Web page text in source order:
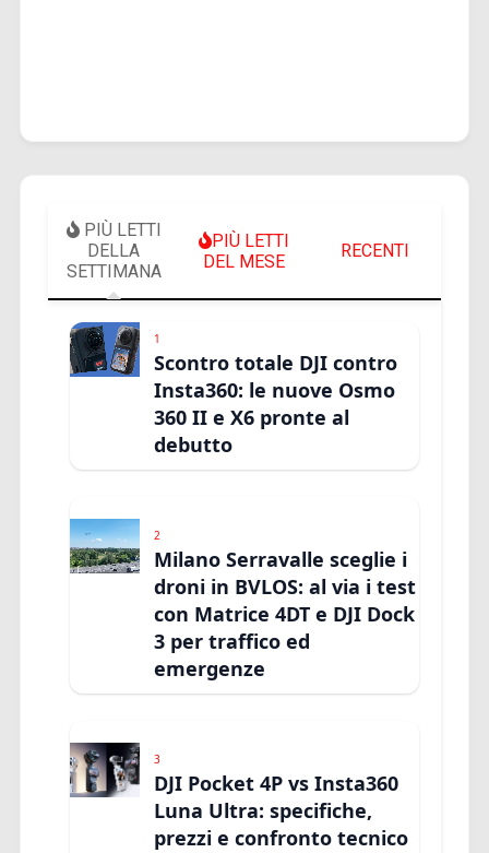
PIÙ LETTI
DELLA
SETTIMANA
PIÙ LETTI
DEL MESE
RECENTI
1
Scontro totale DJI contro
Insta360: le nuove Osmo
360 II e X6 pronte al
debutto
2
Milano Serravalle sceglie i
droni in BVLOS: al via i test
con Matrice 4DT e DJI Dock
3 per traffico ed
emergenze
3
DJI Pocket 4P vs Insta360
Luna Ultra: specifiche,
prezzi e confronto tecnico